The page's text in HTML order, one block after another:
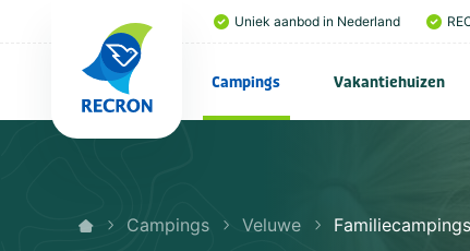
Uniek aanbod in Nederland
Campings Vakantiehuizen
Campings Veluwe Familiecampings